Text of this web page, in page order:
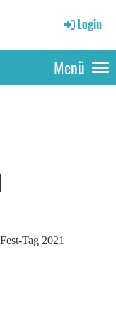
Login
Menü